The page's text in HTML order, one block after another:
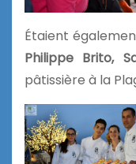
Étaient
Philippe Brito,
pâtissière à la